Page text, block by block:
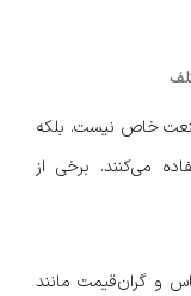
خاص نیست. بلکه
می‌کنند. برخی از
و گران‌قیمت مانند